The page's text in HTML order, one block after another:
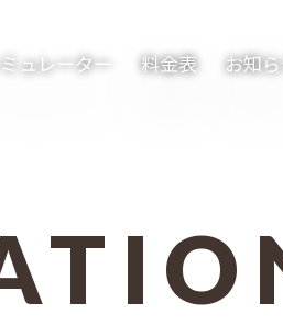
ュレーター 料金表 お知